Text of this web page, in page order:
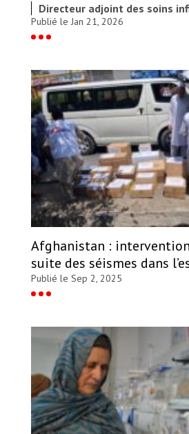
Directeur adjoint des soins
Publié le Jan 21, 2026
Afghanistan :
suite des séismes dans
Publié le Sep 2, 2025